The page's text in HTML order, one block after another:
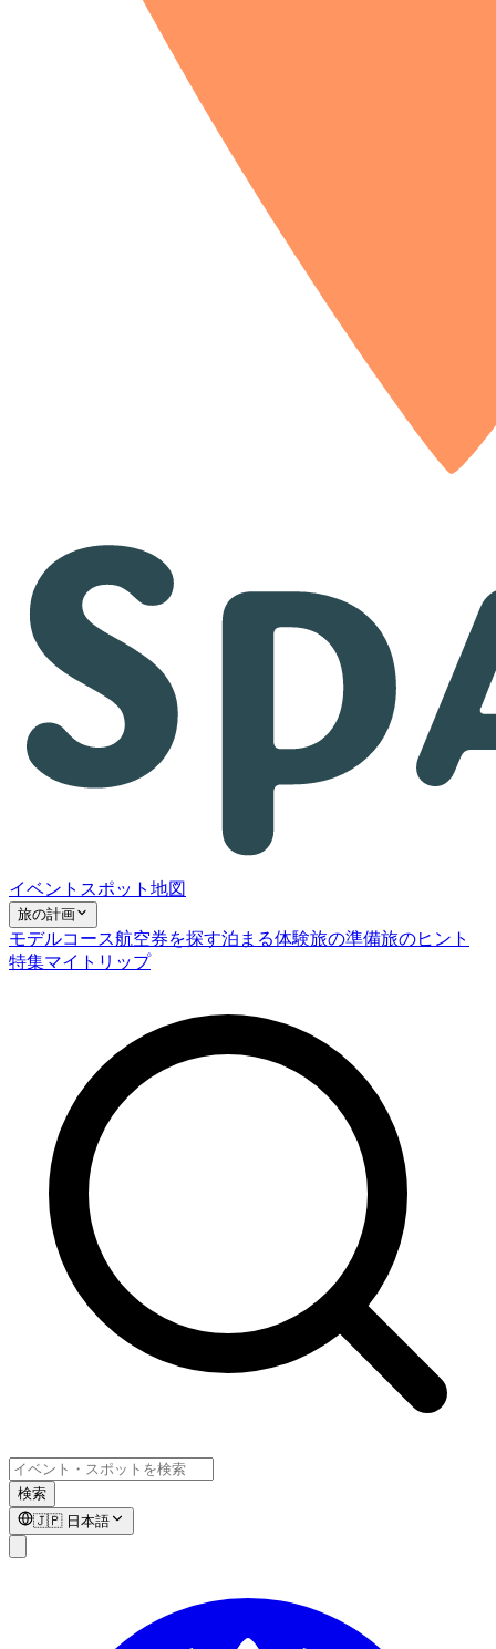
イベント スポット 地図
旅の計画
モデルコース航空券を探す泊まる体験旅の準備旅のヒント
特集マイトリップ
検索
🇯🇵 日本語